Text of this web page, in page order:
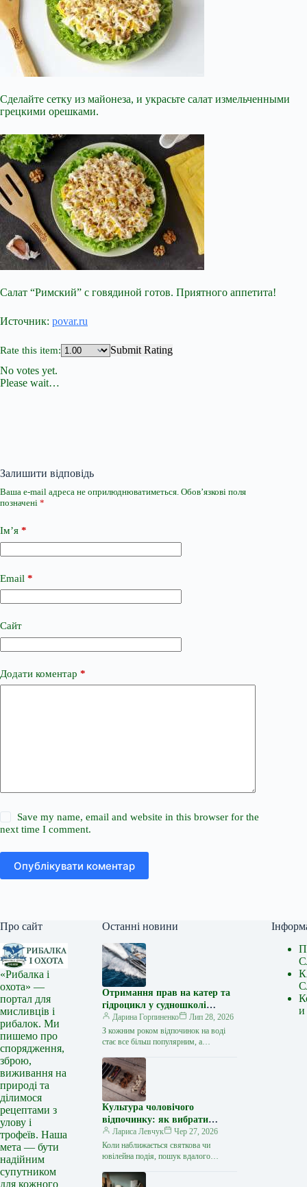
Сделайте сетку из майонеза, и украсьте салат измельченными
грецкими орешками.
Салат “Римский” с говядиной готов. Приятного аппетита!
Источник: povar.ru
Rate this item:
Submit Rating
No votes yet.
Please wait…
Залишити відповідь
Ваша e-mail адреса не оприлюднюватиметься. Обов’язкові поля
позначені *
Ім’я *
Email *
Сайт
Додати коментар *
Save my name, email and website in this browser for the
next time I comment.
Опублікувати коментар
Про сайт
«Рибалка і
охота» —
портал для
мисливців і
рибалок. Ми
пишемо про
спорядження,
зброю,
виживання на
природі та
ділимося
рецептами з
улову і
трофеїв. Наша
мета — бути
надійним
супутником
для кожного
Останні новини
Отримання прав на катер та
гідроцикл у судношколі
«Либідь-А»: від теорії до
іспиту
Дарина Горпиненко
Лип 28, 2026
З кожним роком відпочинок на воді
стає все більш популярним, а
чи гідроциклом відкриває нові
горизонти…
Культура чоловічого
відпочинку: як вибрати
стильний та корисний
подарунок
Лариса Левчук
Чер 27, 2026
Коли наближається святкова чи
ювілейна подія, пошук вдалого
близької людини нерідко
и